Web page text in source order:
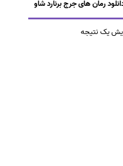
رمان های جرج برنارد شاو
یک نتیجه